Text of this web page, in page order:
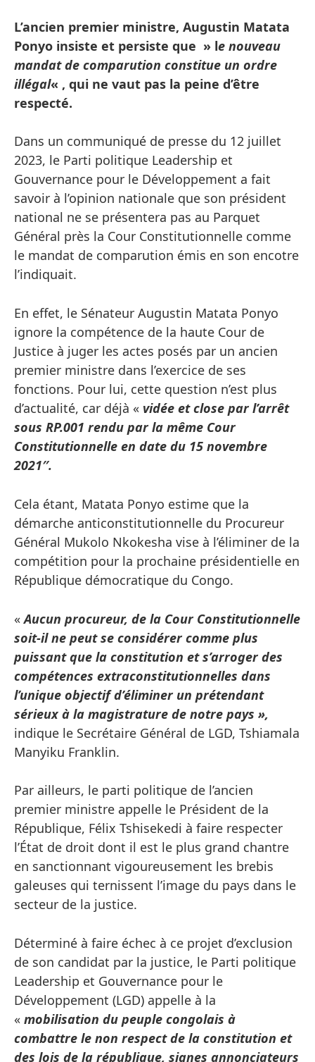
L’ancien premier ministre, Augustin Matata
Ponyo insiste et persiste que » le nouveau
mandat de comparution constitue un ordre
illégal« , qui ne vaut pas la peine d’être
respecté.
Dans un communiqué de presse du 12 juillet
2023, le Parti politique Leadership et
Gouvernance pour le Développement a fait
savoir à l’opinion nationale que son président
national ne se présentera pas au Parquet
Général près la Cour Constitutionnelle comme
le mandat de comparution émis en son encotre
l’indiquait.
En effet, le Sénateur Augustin Matata Ponyo
ignore la compétence de la haute Cour de
Justice à juger les actes posés par un ancien
premier ministre dans l’exercice de ses
fonctions. Pour lui, cette question n’est plus
d’actualité, car déjà « vidée et close par l’arrêt
sous RP.001 rendu par la même Cour
Constitutionnelle en date du 15 novembre
2021″.
Cela étant, Matata Ponyo estime que la
démarche anticonstitutionnelle du Procureur
Général Mukolo Nkokesha vise à l’éliminer de la
compétition pour la prochaine présidentielle en
République démocratique du Congo.
«Aucun procureur, de la Cour Constitutionnelle
soit-il ne peut se considérer comme plus
puissant que la constitution et s’arroger des
compétences extraconstitutionnelles dans
l’unique objectif d’éliminer un prétendant
sérieux à la magistrature de notre pays »,
indique le Secrétaire Général de LGD, Tshiamala
Manyiku Franklin.
Par ailleurs, le parti politique de l’ancien
premier ministre appelle le Président de la
République, Félix Tshisekedi à faire respecter
l’État de droit dont il est le plus grand chantre
en sanctionnant vigoureusement les brebis
galeuses qui ternissent l’image du pays dans le
secteur de la justice.
Déterminé à faire échec à ce projet d’exclusion
de son candidat par la justice, le Parti politique
Leadership et Gouvernance pour le
Développement (LGD) appelle à la
« mobilisation du peuple congolais à
combattre le non respect de la constitution et
des lois de la république, signes annonciateurs